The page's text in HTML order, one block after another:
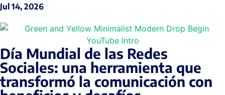
Jul 14, 2026
Día Mundial de las Redes
Sociales: una herramienta que
transformó la comunicación con